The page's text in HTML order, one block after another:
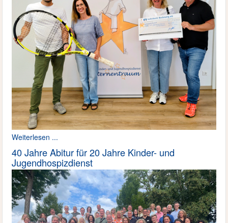
Weiterlesen ...
40 Jahre Abitur für 20 Jahre Kinder- und
Jugendhospizdienst